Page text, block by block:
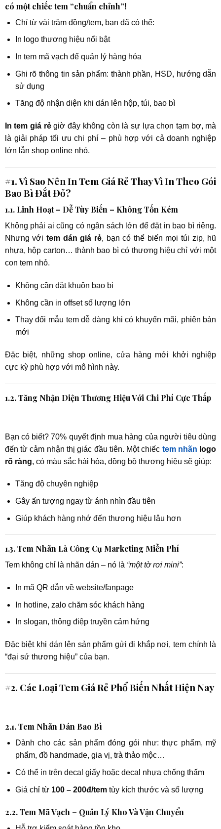
có một chiếc tem “chuẩn chỉnh”!
Chỉ từ vài trăm đồng/tem, bạn đã có thể:
In logo thương hiệu nổi bật
In tem mã vạch để quản lý hàng hóa
Ghi rõ thông tin sản phẩm: thành phần, HSD, hướng dẫn
sử dụng
Tăng độ nhận diện khi dán lên hộp, túi, bao bì
In tem giá rẻgiờ đây không còn là sự lựa chọn tạm bợ, mà
là giải pháp tối ưu chi phí – phù hợp với cả doanh nghiệp
lớn lẫn shop online nhỏ.
#1. Vì Sao Nên In Tem Giá Rẻ Thay Vì In Theo Gói
Bao Bì Đắt Đỏ?
1.1. Linh Hoạt – Dễ Tùy Biến – Không Tốn Kém
Không phải ai cũng có ngân sách lớn để đặt in bao bì riêng.
Nhưng vớitem dán giá rẻ, bạn có thể biến mọi túi zip, hũ
nhựa, hộp carton… thành bao bì có thương hiệu chỉ với một
con tem nhỏ.
Không cần đặt khuôn bao bì
Không cần in offset số lượng lớn
Thay đổi mẫu tem dễ dàng khi có khuyến mãi, phiên bản
mới
Đặc biệt, những shop online, cửa hàng mới khởi nghiệp
cực kỳ phù hợp với mô hình này.
1.2. Tăng Nhận Diện Thương Hiệu Với Chi Phí Cực Thấp
Bạn có biết? 70% quyết định mua hàng của người tiêu dùng
đến từ cảm nhận thị giác đầu tiên. Một chiếc tem nhãn logo
rõ ràng, có màu sắc hài hòa, đồng bộ thương hiệu sẽ giúp:
Tăng độ chuyên nghiệp
Gây ấn tượng ngay từ ánh nhìn đầu tiên
Giúp khách hàng nhớ đến thương hiệu lâu hơn
1.3. Tem Nhãn Là Công Cụ Marketing Miễn Phí
Tem không chỉ là nhãn dán – nó là “một tờ rơi mini”:
In mã QR dẫn về website/fanpage
In hotline, zalo chăm sóc khách hàng
In slogan, thông điệp truyền cảm hứng
Đặc biệt khi dán lên sản phẩm gửi đi khắp nơi, tem chính là
“đại sứ thương hiệu” của bạn.
#2. Các Loại Tem Giá Rẻ Phổ Biến Nhất Hiện Nay
2.1. Tem Nhãn Dán Bao Bì
Dành cho các sản phẩm đóng gói như: thực phẩm, mỹ
phẩm, đồ handmade, gia vị, trà thảo mộc…
Có thể in trên decal giấy hoặc decal nhựa chống thấm
Giá chỉ từ 100 – 200đ/temtùy kích thước và số lượng
2.2. Tem Mã Vạch – Quản Lý Kho Và Vận Chuyển